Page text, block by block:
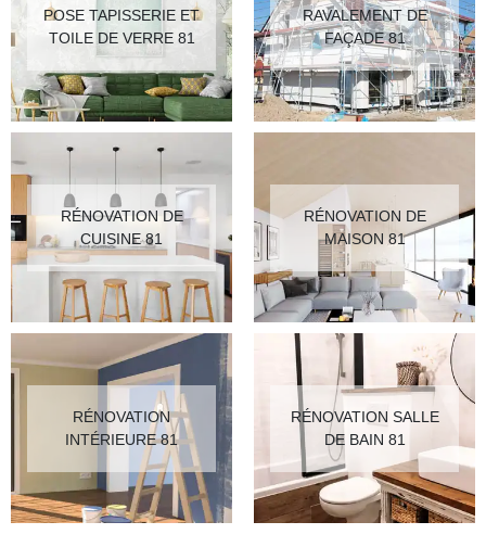
POSE TAPISSERIE ET
TOILE DE VERRE 81
RAVALEMENT DE
FAÇADE 81
RÉNOVATION DE
CUISINE 81
RÉNOVATION DE
MAISON 81
RÉNOVATION
INTÉRIEURE 81
RÉNOVATION SALLE
DE BAIN 81